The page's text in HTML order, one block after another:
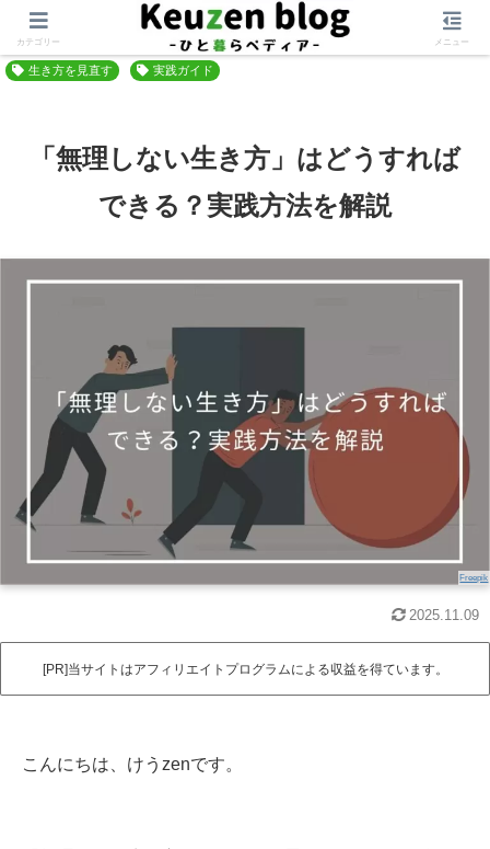
ホーム 自分軸を作る マインドセット
生き方を見直す 実践ガイド
「無理しない生き方」はどうすれば
できる？実践方法を解説
Freepik
2025.11.09
[PR]当サイトはアフィリエイトプログラムによる収益を得ています。
こんにちは、けうzenです。
カテゴリー メニュー